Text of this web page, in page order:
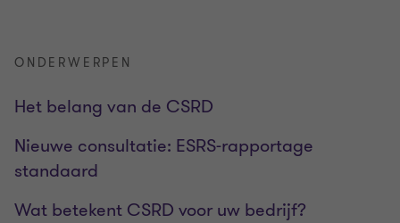
ONDERWERPEN
Het belang van de CSRD
Nieuwe consultatie: ESRS-rapportage
standaard
Wat betekent CSRD voor uw bedrijf?